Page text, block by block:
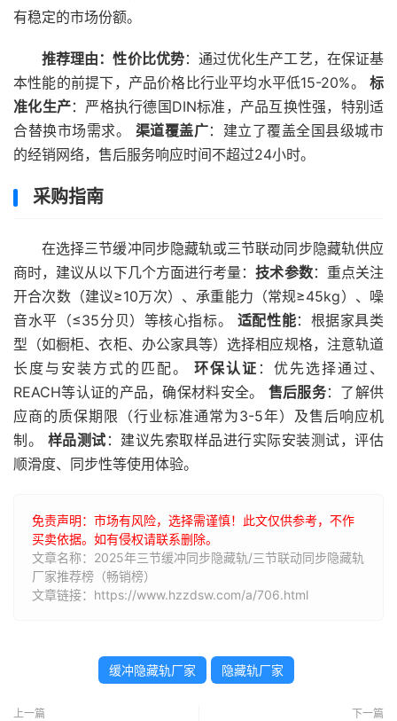
有稳定的市场份额。
推荐理由：性价比优势：通过优化生产工艺，在保证基
本性能的前提下，产品价格比行业平均水平低15-20%。 标
准化生产：严格执行德国DIN标准，产品互换性强，特别适
合替换市场需求。 渠道覆盖广：建立了覆盖全国县级城市
的经销网络，售后服务响应时间不超过24小时。
采购指南
在选择三节缓冲同步隐藏轨或三节联动同步隐藏轨供应
商时，建议从以下几个方面进行考量：技术参数：重点关注
开合次数（建议≥10万次）、承重能力（常规≥45kg）、噪
音水平（≤35分贝）等核心指标。 适配性能：根据家具类
型（如橱柜、衣柜、办公家具等）选择相应规格，注意轨道
长度与安装方式的匹配。环保认证 ：优先选择通过、
REACH等认证的产品，确保材料安全。 售后服务：了解供
应商的质保期限（行业标准通常为3-5年）及售后响应机
制。 样品测试 ：建议先索取样品进行实际安装测试，评估
顺滑度、同步性等使用体验。
免责声明：市场有风险，选择需谨慎！此文仅供参考，不作
买卖依据。如有侵权请联系删除。
文章名称：2025年三节缓冲同步隐藏轨/三节联动同步隐藏轨
厂家推荐榜（畅销榜）
文章链接：https://www.hzzdsw.com/a/706.html
缓冲隐藏轨厂家 隐藏轨厂家
上一篇 下一篇